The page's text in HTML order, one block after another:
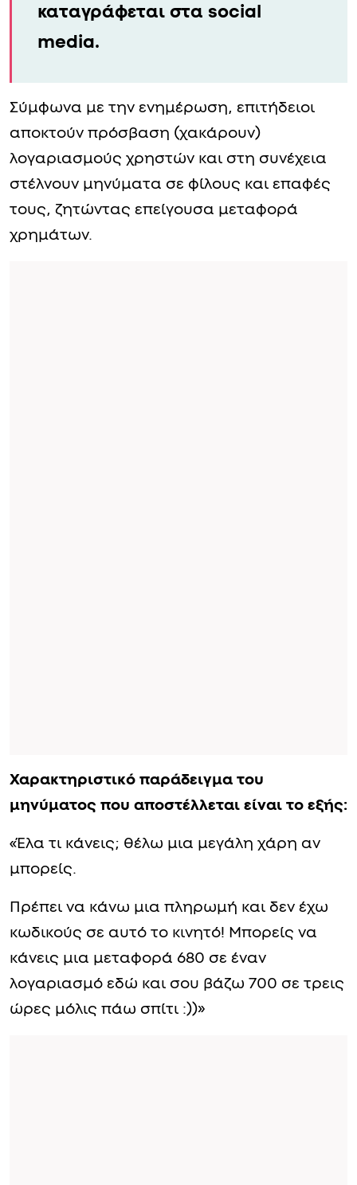
καταγράφεται στα social
media.
Σύμφωνα με την ενημέρωση, επιτήδειοι
αποκτούν πρόσβαση (χακάρουν)
λογαριασμούς χρηστών και στη συνέχεια
στέλνουν μηνύματα σε φίλους και επαφές
τους, ζητώντας επείγουσα μεταφορά
χρημάτων.
Χαρακτηριστικό παράδειγμα του
μηνύματος που αποστέλλεται είναι το εξής:
«Έλα τι κάνεις; θέλω μια μεγάλη χάρη αν
μπορείς.
Πρέπει να κάνω μια πληρωμή και δεν έχω
κωδικούς σε αυτό το κινητό! Μπορείς να
κάνεις μια μεταφορά 680 σε έναν
λογαριασμό εδώ και σου βάζω 700 σε τρεις
ώρες μόλις πάω σπίτι :))»